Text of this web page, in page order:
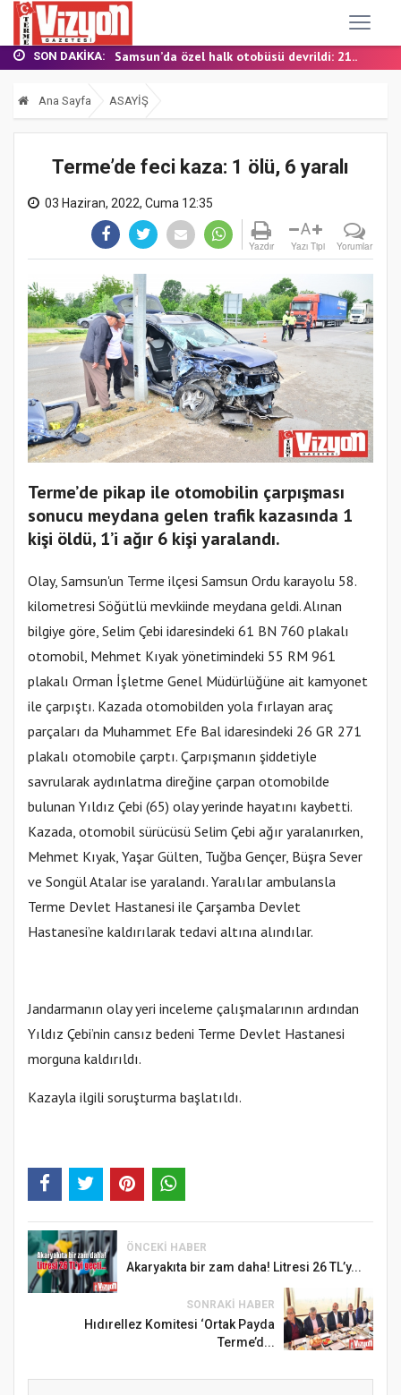
SON DAKIKA:
TERME MHP’DE KONGRE HEYECANI
YALI MAHALLESİ’NDE DOĞALGAZ İÇİN İLK KAZ...
Samsun’da özel halk otobüsü devrildi: 21...
FINDIK BAHÇESİNDE YANMIŞ HALDE ÖLÜ BULUN...
TERME MHP’DE KONGRE HEYECANI
Ana Sayfa ASAYİŞ
Terme’de feci kaza: 1 ölü, 6 yaralı
03 Haziran, 2022, Cuma 12:35
Yazdır
A
Yazı Tipi Yorumlar
Terme’de pikap ile otomobilin çarpışması
sonucu meydana gelen trafik kazasında 1
kişi öldü, 1’i ağır 6 kişi yaralandı.
Olay, Samsun'un Terme ilçesi Samsun Ordu karayolu 58.
kilometresi Söğütlü mevkiinde meydana geldi. Alınan
bilgiye göre, Selim Çebi idaresindeki 61 BN 760 plakalı
otomobil, Mehmet Kıyak yönetimindeki 55 RM 961
plakalı Orman İşletme Genel Müdürlüğüne ait kamyonet
ile çarpıştı. Kazada otomobilden yola fırlayan araç
parçaları da Muhammet Efe Bal idaresindeki 26 GR 271
plakalı otomobile çarptı. Çarpışmanın şiddetiyle
savrularak aydınlatma direğine çarpan otomobilde
bulunan Yıldız Çebi (65) olay yerinde hayatını kaybetti.
Kazada, otomobil sürücüsü Selim Çebi ağır yaralanırken,
Mehmet Kıyak, Yaşar Gülten, Tuğba Gençer, Büşra Sever
ve Songül Atalar ise yaralandı. Yaralılar ambulansla
Terme Devlet Hastanesi ile Çarşamba Devlet
Hastanesi’ne kaldırılarak tedavi altına alındılar.
Jandarmanın olay yeri inceleme çalışmalarının ardından
Yıldız Çebi’nin cansız bedeni Terme Devlet Hastanesi
morguna kaldırıldı.
Kazayla ilgili soruşturma başlatıldı.
ÖNCEKI HABER
Akaryakıta bir zam daha! Litresi 26 TL’y...
SONRAKI HABER
Hıdırellez Komitesi ‘Ortak Payda
Terme’d...